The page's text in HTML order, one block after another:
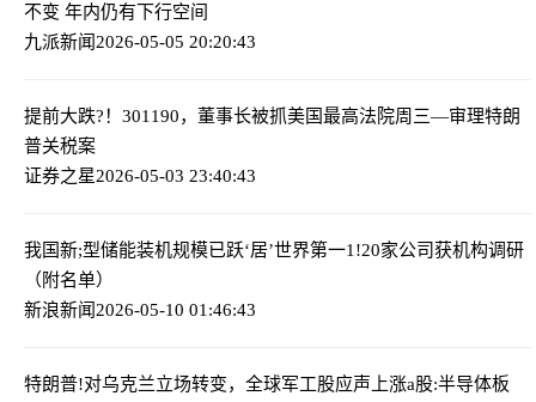
不变 年内仍有下行空间
九派新闻2026-05-05 20:20:43
提前大跌?！301190，董事长被抓美国最高法院周三—审理特朗
普关税案
证券之星2026-05-03 23:40:43
我国新;型储能装机规模已跃‘居’世界第一1!20家公司获机构调研
（附名单）
新浪新闻2026-05-10 01:46:43
特朗普!对乌克兰立场转变，全球军工股应声上涨a股:半导体板